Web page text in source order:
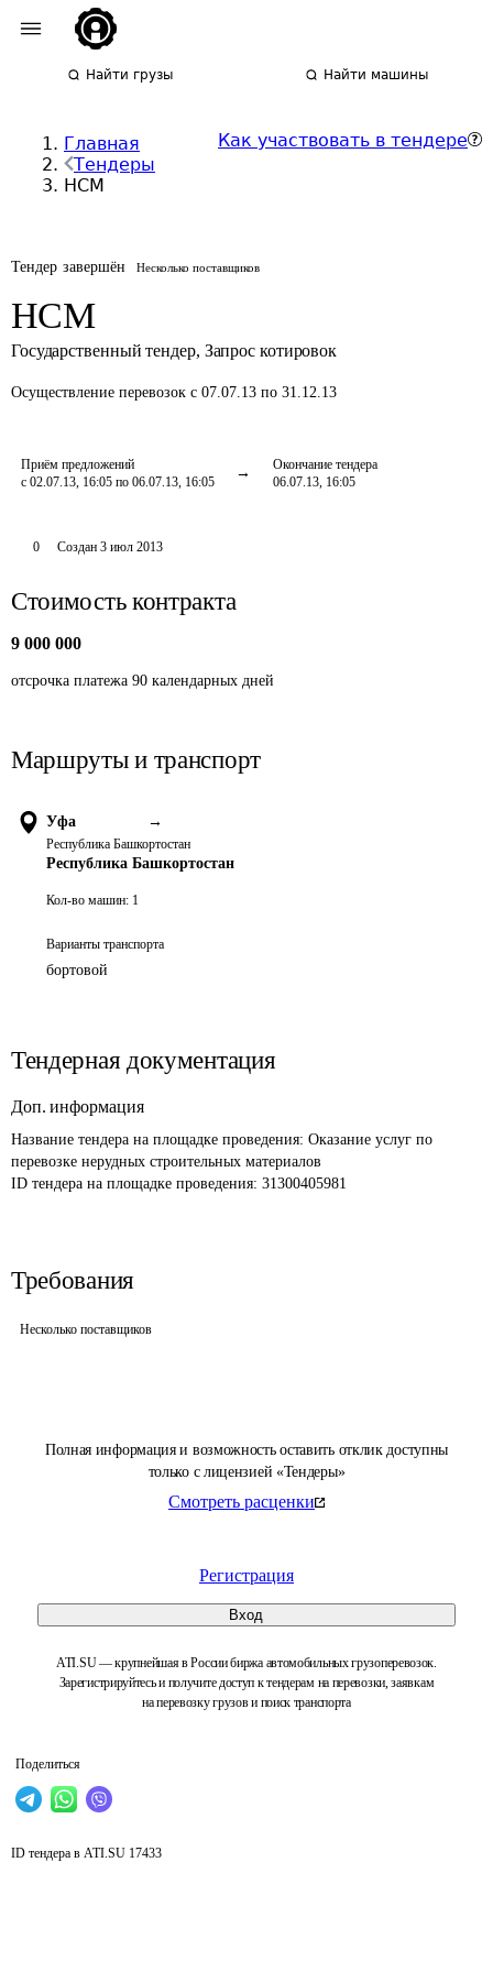
Найти грузы Найти машины
Главная
Тендеры
НСМ
Как участвовать в тендере
Тендер завершён Несколько поставщиков
НСМ
Государственный тендер, Запрос котировок
Осуществление перевозок с 07.07.13 по 31.12.13
Приём предложений
с 02.07.13, 16:05 по 06.07.13, 16:05
Окончание тендера
06.07.13, 16:05
Полная информация и возможность оставить отклик доступны
только с лицензией «Тендеры»
Смотреть расценки
Регистрация
Вход
ATI.SU — крупнейшая в России биржа автомобильных грузоперевозок.
Зарегистрируйтесь и получите доступ к тендерам на перевозки, заявкам
на перевозку грузов и поиск транспорта
Поделиться
0 Создан 3 июл 2013
Стоимость контракта
9 000 000
отсрочка платежа 90 календарных дней
Маршруты и транспорт
Уфа →
Республика Башкортостан
Республика Башкортостан
Кол-во машин: 1
Варианты транспорта
бортовой
Тендерная документация
Доп. информация
Название тендера на площадке проведения: Оказание услуг по
перевозке нерудных строительных материалов
ID тендера на площадке проведения: 31300405981
Требования
Несколько поставщиков
ID тендера в ATI.SU 17433